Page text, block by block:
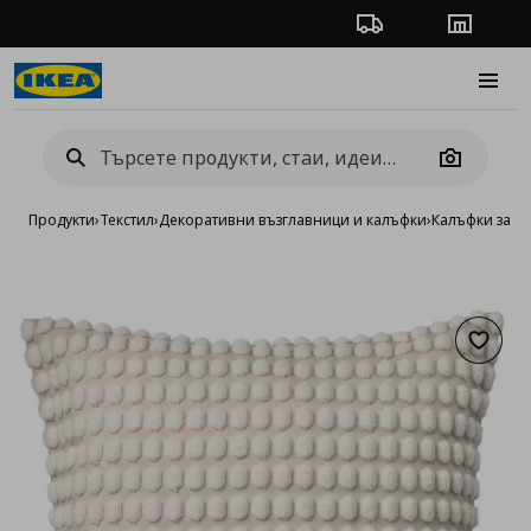
Проследяване на
Camera
Продукти›Текстил›Декоративни възглавници и калъфки›Калъфки за